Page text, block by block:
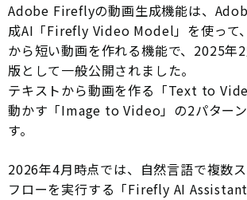
Adobe Fireflyの動画生成機能は、
成AI「Firefly Video Model」を使って
から短い動画を作れる機能で、2025年
版として一般公開されました。
テキストから動画を作る「Text to
動かす「Image to Video」の2パター
す。
2026年4月時点では、自然言語で複数
フローを実行する「Firefly AI Assistant